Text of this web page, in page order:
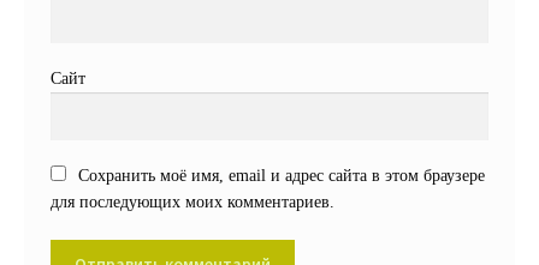
Сайт
Сохранить моё имя, email и адрес сайта в этом браузере
для последующих моих комментариев.